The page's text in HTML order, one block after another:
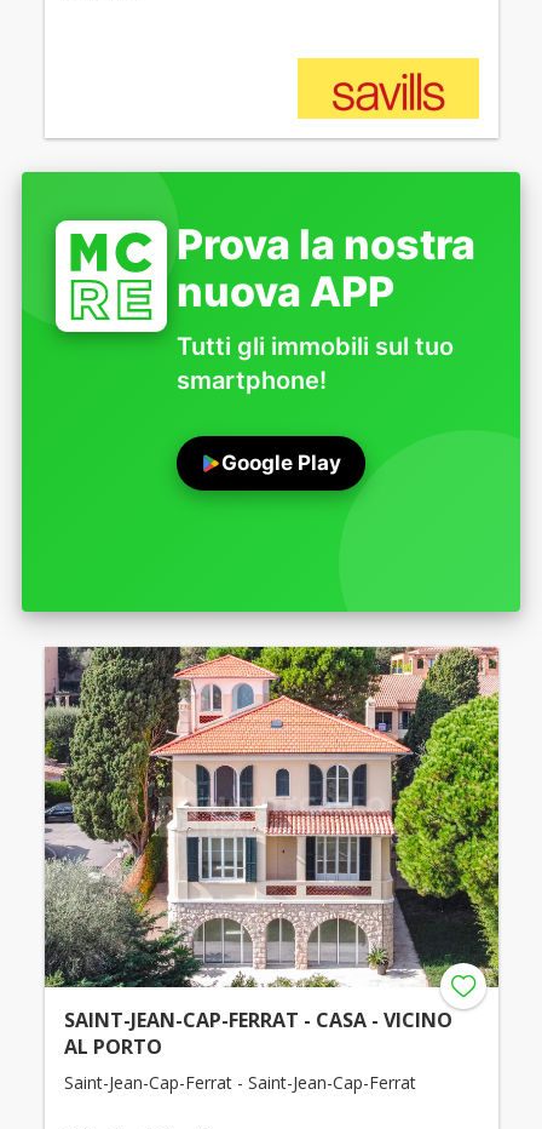
Prova la nostra
nuova APP
Tutti gli immobili sul tuo
smartphone!
Google Play
SAINT-JEAN-CAP-FERRAT - CASA - VICINO
AL PORTO
Saint-Jean-Cap-Ferrat - Saint-Jean-Cap-Ferrat